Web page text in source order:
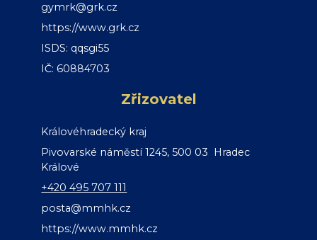
gymrk@grk.cz
https://www.grk.cz
ISDS: qqsgi55
IČ: 60884703
Zřizovatel
Královéhradecký kraj
Pivovarské náměstí 1245, 500 03 Hradec
Králové
+420 495 707 111
posta@mmhk.cz
https://www.mmhk.cz